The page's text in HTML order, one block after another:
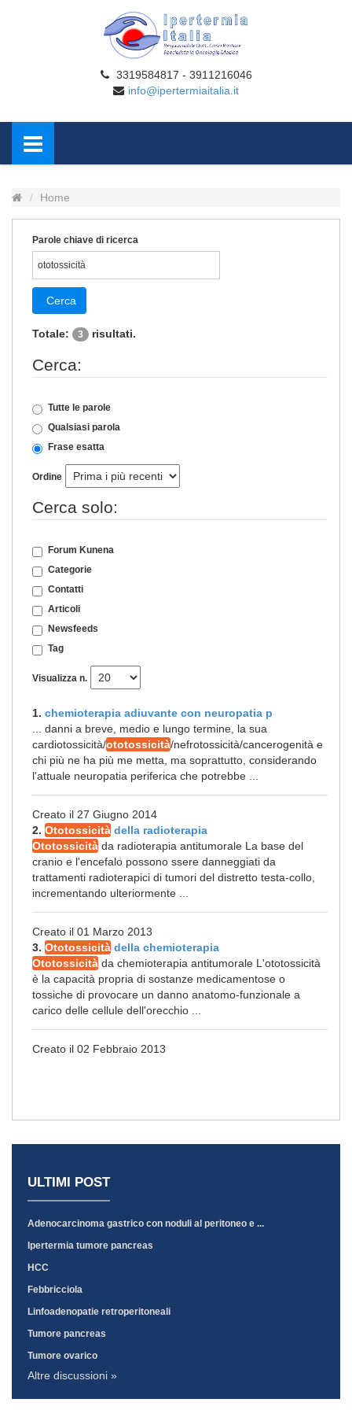
3319584817 - 3911216046
info@ipertermiaitalia.it
Home
Parole chiave di ricerca
Cerca
Totale: 3 risultati.
Cerca:
Tutte le parole
Qualsiasi parola
Frase esatta
Ordine
Cerca solo:
Forum Kunena
Categorie
Contatti
Articoli
Newsfeeds
Tag
Visualizza n.
1. chemioterapia adiuvante con neuropatia p
... danni a breve, medio e lungo termine, la sua
cardiotossicità/ototossicità/nefrotossicità/cancerogenità e
chi più ne ha più me metta, ma soprattutto, considerando
l'attuale neuropatia periferica che potrebbe ...
Creato il 27 Giugno 2014
2. Ototossicità della radioterapia
Ototossicità da radioterapia antitumorale La base del
cranio e l'encefalo possono ssere danneggiati da
trattamenti radioterapici di tumori del distretto testa-collo,
incrementando ulteriormente ...
Creato il 01 Marzo 2013
3. Ototossicità della chemioterapia
Ototossicità da chemioterapia antitumorale L'ototossicità
è la capacità propria di sostanze medicamentose o
tossiche di provocare un danno anatomo-funzionale a
carico delle cellule dell'orecchio ...
Creato il 02 Febbraio 2013
ULTIMI POST
Adenocarcinoma gastrico con noduli al peritoneo e ...
Ipertermia tumore pancreas
HCC
Febbricciola
Linfoadenopatie retroperitoneali
Tumore pancreas
Tumore ovarico
Altre discussioni »